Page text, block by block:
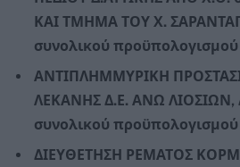
ΚΑΙ ΤΜΗΜΑ ΤΟΥ Χ.
συνολικού προϋπολογισμού
ΑΝΤΙΠΛΗΜΜΥΡΙΚΗ
ΛΕΚΑΝΗΣ Δ.Ε. ΑΝΩ
συνολικού
ΔΙΕΥΘΕΤΗΣΗ ΡΕΜΑΤΟΣ